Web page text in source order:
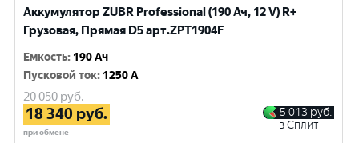
Аккумулятор ZUBR Professional (190 Ач, 12 V) R+
Грузовая, Прямая D5 арт.ZPT1904F
Емкость: 190 Ач
Пусковой ток: 1250 A
20 050руб.
18 340 руб.
при обмене
5 013 руб.
в Сплит